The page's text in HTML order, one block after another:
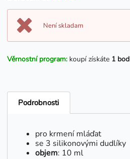
Není skladam
Věrnostní program: koupí získáte 1 bod
Podrobnosti
pro krmení mláďat
se 3 silikonovými dudlíky
objem: 10 ml